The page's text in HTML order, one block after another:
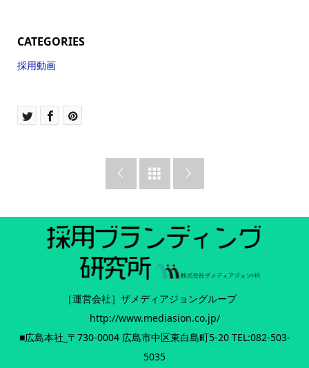
CATEGORIES
採用動画
  
［運営会社］ザメディアジョングループ
http://www.mediasion.co.jp/
■広島本社_〒730-0004 広島市中区東白島町5-20 TEL:082-503-
5035
【発刊記念】電子マガジンBOOK『ザメディアジョンHRマガジ
ン vol.03 特別秋号』（全104ページ）の無料公開スタート。テ
ーマは｢秋冬インターンシップ｣。
無料ダウンロードする